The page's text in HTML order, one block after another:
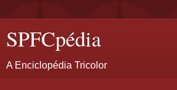
SPFCpédia
A Enciclopédia Tricolor